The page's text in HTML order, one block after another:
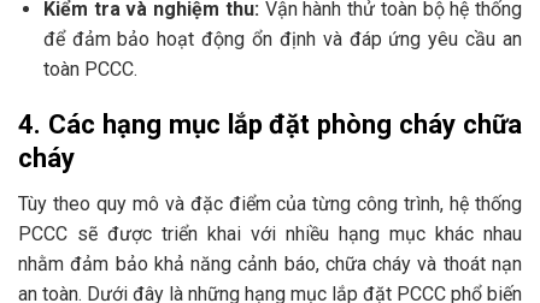
Kiểm tra và nghiệm thu: Vận hành thử toàn bộ hệ thống
để đảm bảo hoạt động ổn định và đáp ứng yêu cầu an
toàn PCCC.
4. Các hạng mục lắp đặt phòng cháy chữa
cháy
Tùy theo quy mô và đặc điểm của từng công trình, hệ thống
PCCC sẽ được triển khai với nhiều hạng mục khác nhau
nhằm đảm bảo khả năng cảnh báo, chữa cháy và thoát nạn
an toàn. Dưới đây là những hạng mục lắp đặt PCCC phổ biến